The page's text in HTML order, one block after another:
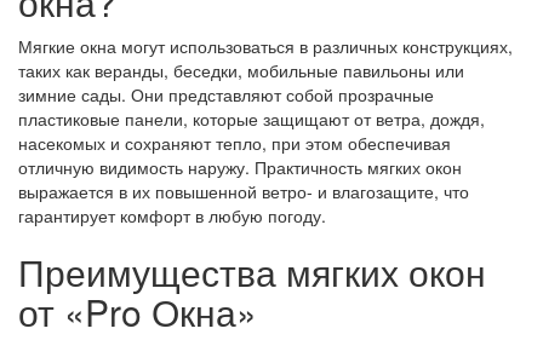
Мягкие окна могут использоваться в различных конструкциях,
таких как веранды, беседки, мобильные павильоны или
зимние сады. Они представляют собой прозрачные
пластиковые панели, которые защищают от ветра, дождя,
насекомых и сохраняют тепло, при этом обеспечивая
отличную видимость наружу. Практичность мягких окон
выражается в их повышенной ветро- и влагозащите, что
гарантирует комфорт в любую погоду.
Преимущества мягких окон
от «Pro Окна»